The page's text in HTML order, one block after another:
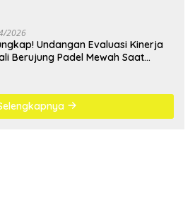
2026
Undangan Evaluasi Kinerja
Berujung Padel Mewah Saat